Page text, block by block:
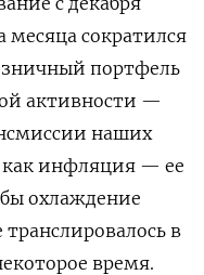
месяца сократился
портфель
активности —
наших
как инфляция — ее
охлаждение
в
время.